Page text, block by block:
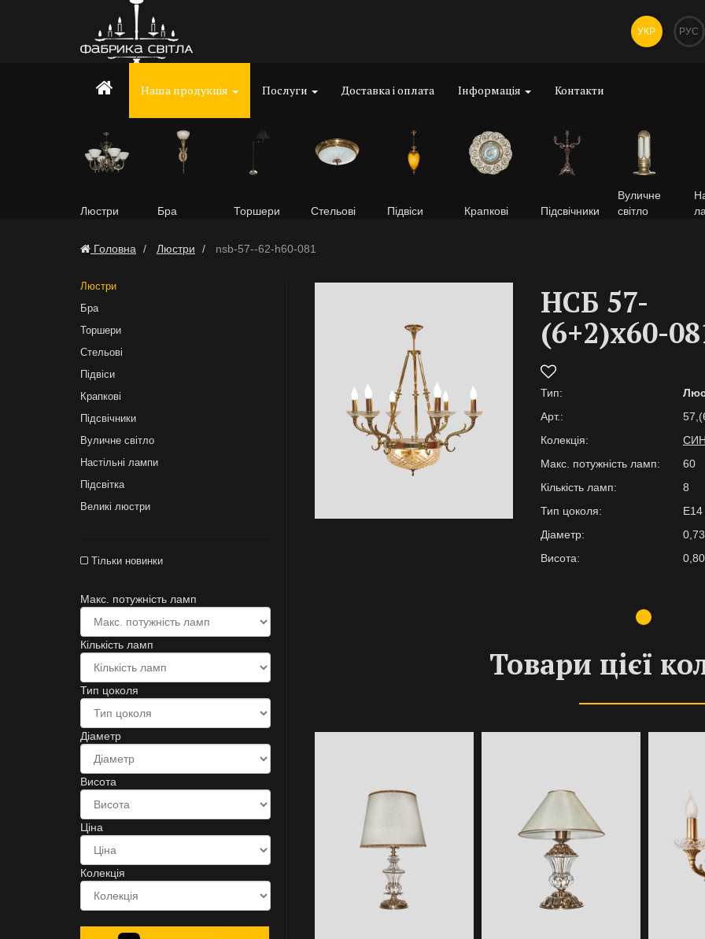
УКР РУС
Наша продукція Послуги Доставка і оплата Інформація Контакти
Люстри Бра Торшери Стельові Підвіси Крапкові Підсвічники
Вуличне
світло
Головна Люстри nsb-57--62-h60-081
Люстри
Бра
Торшери
Стельові
Підвіси
Крапкові
Підсвічники
Вуличне світло
Настільні лампи
Підсвітка
Великі люстри
Тільки новинки
Макс. потужність ламп
Кількість ламп
Тип цоколя
Діаметр
Висота
Ціна
Колекція
НСБ 57-
(6+2)х60-
Тип:
Арт.:
Колекція:
Макс. потужність ламп:
60
Кількість ламп:
8
Тип цоколя:
E14
Діаметр:
0,73
Висота:
0,80
Товари цієї